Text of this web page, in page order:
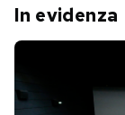
In evidenza